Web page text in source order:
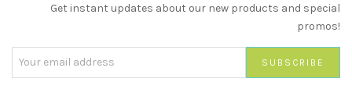
Get instant updates about our new products and special
promos!